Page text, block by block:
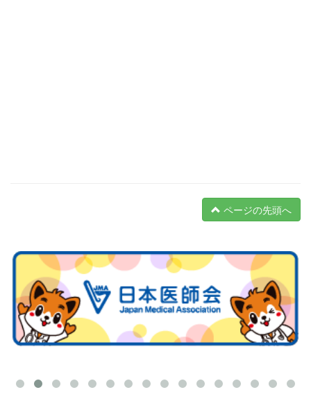
ページの先頭へ